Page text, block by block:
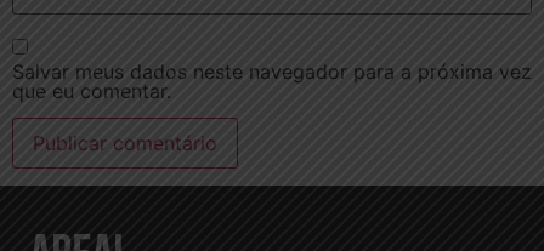
Salvar meus dados neste navegador para a próxima vez
que eu comentar.